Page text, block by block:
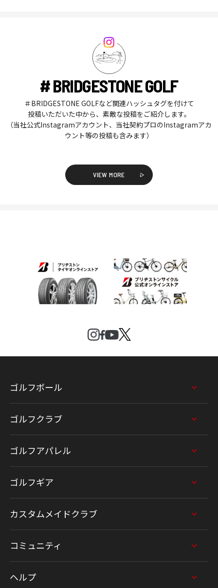
# BRIDGESTONE GOLF
＃BRIDGESTONE GOLFなど関連ハッシュタグを付けて
投稿いただいた中から、素敵な投稿をご紹介します。
（当社公式Instagramアカウント、当社契約プロのInstagramアカ
ウント等の投稿も含みます）
VIEW MORE
ゴルフボール
ゴルフクラブ
ゴルフアパレル
ゴルフギア
カスタムメイドクラブ
コミュニティ
ヘルプ